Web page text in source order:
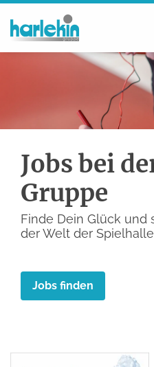
Jobs bei
Gruppe
Finde Dein Glück und
der Welt der
Jobs finden